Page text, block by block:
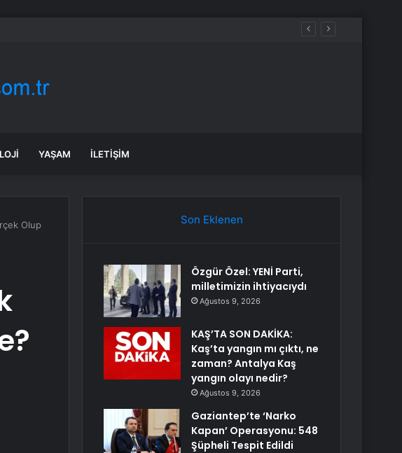
Kaş yangın olayı nedir?
YAŞAM İLETIŞIM
Olup
Son Eklenen
Özgür Özel: YENİ Parti,
milletimizin ihtiyacıydı
Ağustos 9, 2026
KAŞ’TA SON DAKİKA:
Kaş’ta yangın mı çıktı, ne
zaman? Antalya Kaş
yangın olayı nedir?
Ağustos 9, 2026
Gaziantep’te ‘Narko
Kapan’ Operasyonu: 548
Şüpheli Tespit Edildi